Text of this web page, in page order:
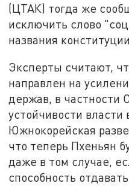
(ЦТАК) тогда же
исключить слово
названия
Эксперты считают,
направлен на
держав, в частности
устойчивости власти
Южнокорейская
что теперь Пхеньян
даже в том случае,
способность